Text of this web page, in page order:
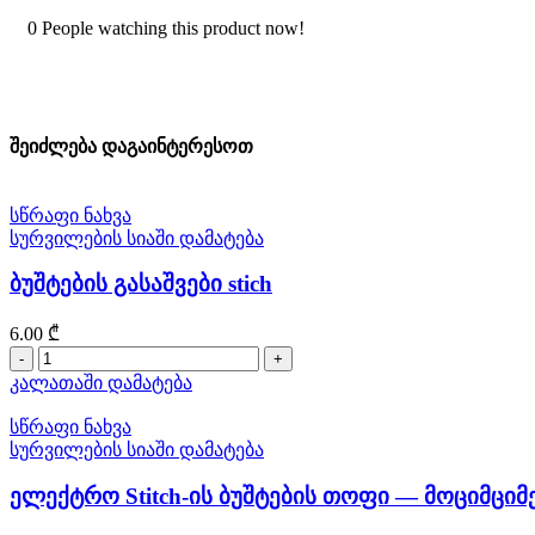
0 People watching this product now!
შეიძლება დაგაინტერესოთ
სწრაფი ნახვა
სურვილების სიაში დამატება
ბუშტების გასაშვები stich
6.00 ₾
რაოდენობა:
ბუშტების
stich
კალათაში დამატება
სწრაფი ნახვა
სურვილების სიაში დამატება
ელექტრო Stitch-ის ბუშტების თოფი —